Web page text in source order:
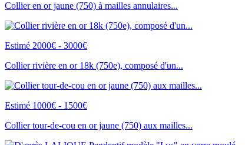
Collier en or jaune (750) à mailles annulaires...
Estimé 2000€ - 3000€
Collier rivière en or 18k (750e), composé d'un...
Estimé 1000€ - 1500€
Collier tour-de-cou en or jaune (750) aux mailles...